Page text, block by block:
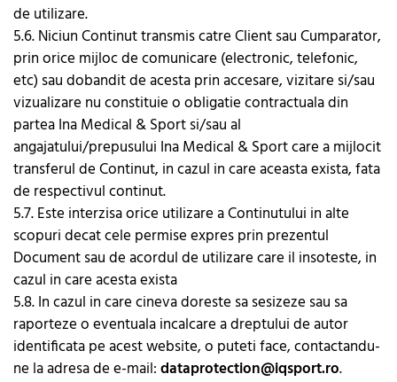
de utilizare.
5.6. Niciun Continut transmis catre Client sau Cumparator,
prin orice mijloc de comunicare (electronic, telefonic,
etc) sau dobandit de acesta prin accesare, vizitare si/sau
vizualizare nu constituie o obligatie contractuala din
partea Ina Medical & Sport si/sau al
angajatului/prepusului Ina Medical & Sport care a mijlocit
transferul de Continut, in cazul in care aceasta exista, fata
de respectivul continut.
5.7. Este interzisa orice utilizare a Continutului in alte
scopuri decat cele permise expres prin prezentul
Document sau de acordul de utilizare care il insoteste, in
cazul in care acesta exista
5.8. In cazul in care cineva doreste sa sesizeze sau sa
raporteze o eventuala incalcare a dreptului de autor
identificata pe acest website, o puteti face, contactandu-
ne la adresa de e-mail:dataprotection@iqsport.ro.